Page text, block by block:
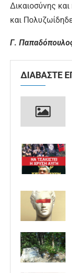
Δικαιοσύνης
και
Γ.
ΔΙΑΒΑΣΤΕ